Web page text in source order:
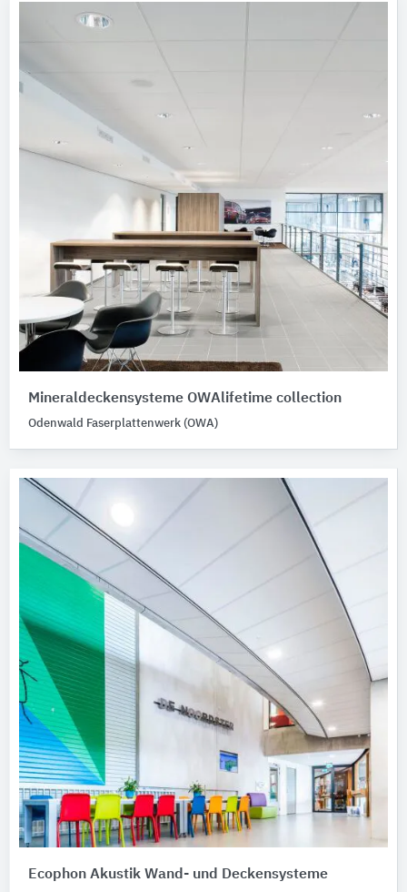
Mineraldeckensysteme OWAlifetime collection
Odenwald Faserplattenwerk (OWA)
Ecophon Akustik Wand- und Deckensysteme